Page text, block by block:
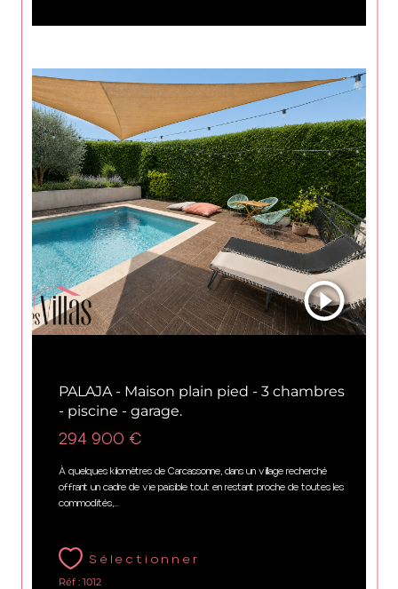
PALAJA - Maison plain pied - 3 chambres
- piscine - garage.
294 900 €
À quelques kilomètres de Carcassonne, dans un village recherché
offrant un cadre de vie paisible tout en restant proche de toutes les
commodités,...
Sélectionner
Réf : 1012